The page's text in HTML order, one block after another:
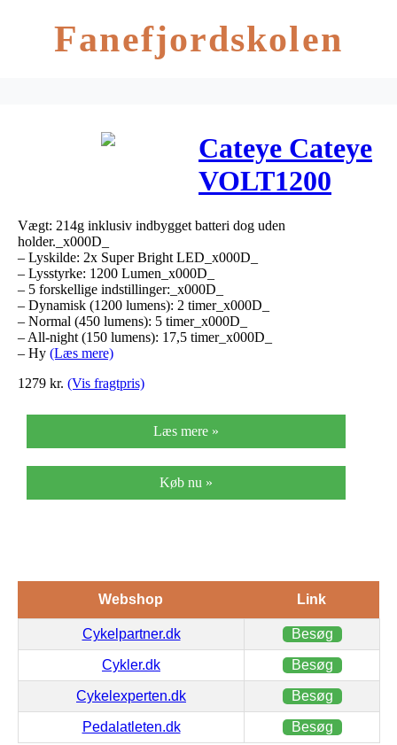
Fanefjordskolen
Cateye Cateye
VOLT1200
HL-
EL1000RC
USB 1200
lumen forlygte
Vægt: 214g inklusiv indbygget batteri dog uden
holder._x000D_
– Lyskilde: 2x Super Bright LED_x000D_
– Lysstyrke: 1200 Lumen_x000D_
– 5 forskellige indstillinger:_x000D_
– Dynamisk (1200 lumens): 2 timer_x000D_
– Normal (450 lumens): 5 timer_x000D_
– All-night (150 lumens): 17,5 timer_x000D_
– Hy (Læs mere)
1279 kr. (Vis fragtpris)
Læs mere »
Køb nu »
Webshop Link
Cykelpartner.dk Besøg
Cykler.dk Besøg
Cykelexperten.dk Besøg
Pedalatleten.dk Besøg